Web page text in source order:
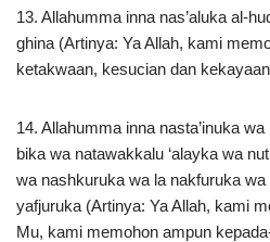
13. Allahumma inna nas’aluka al-
ghina (Artinya: Ya Allah, kami
ketakwaan, kesucian dan
14. Allahumma inna nasta’inuka
bika wa natawakkalu ‘alayka wa
wa nashkuruka wa la nakfuruka wa
yafjuruka (Artinya: Ya Allah, kami
Mu, kami memohon ampun